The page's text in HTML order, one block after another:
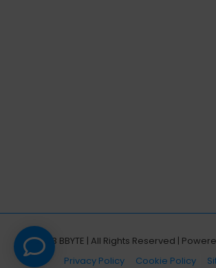
© 2023 BBYTE | All Rights Reserved |
Privacy Policy
Cookie Policy